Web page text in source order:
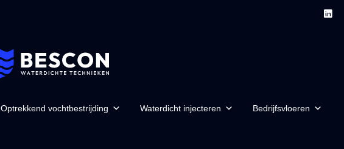
Optrekkend vochtbestrijding Waterdicht injecteren Bedrijfsvloeren